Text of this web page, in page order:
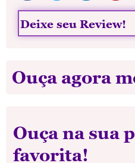
Deixe seu Review!
Ouça agora
Ouça na sua
favorita!